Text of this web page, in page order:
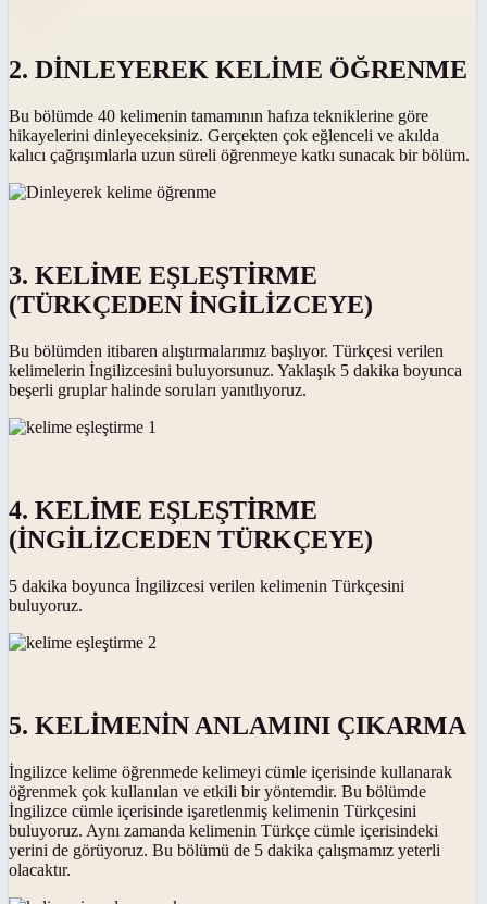
2. DİNLEYEREK KELİME ÖĞRENME
Bu bölümde 40 kelimenin tamamının hafıza tekniklerine göre
hikayelerini dinleyeceksiniz. Gerçekten çok eğlenceli ve akılda
kalıcı çağrışımlarla uzun süreli öğrenmeye katkı sunacak bir bölüm.
3. KELİME EŞLEŞTİRME
(TÜRKÇEDEN İNGİLİZCEYE)
Bu bölümden itibaren alıştırmalarımız başlıyor. Türkçesi verilen
kelimelerin İngilizcesini buluyorsunuz. Yaklaşık 5 dakika boyunca
beşerli gruplar halinde soruları yanıtlıyoruz.
4. KELİME EŞLEŞTİRME
(İNGİLİZCEDEN TÜRKÇEYE)
5 dakika boyunca İngilizcesi verilen kelimenin Türkçesini
buluyoruz.
5. KELİMENİN ANLAMINI ÇIKARMA
İngilizce kelime öğrenmede kelimeyi cümle içerisinde kullanarak
öğrenmek çok kullanılan ve etkili bir yöntemdir. Bu bölümde
İngilizce cümle içerisinde işaretlenmiş kelimenin Türkçesini
buluyoruz. Aynı zamanda kelimenin Türkçe cümle içerisindeki
yerini de görüyoruz. Bu bölümü de 5 dakika çalışmamız yeterli
olacaktır.